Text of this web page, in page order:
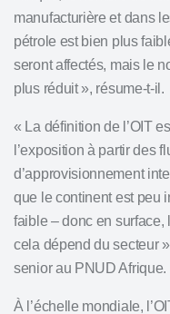
manufacturière et dans
pétrole est bien plus
seront affectés, mais le
plus réduit », résume-t-il.
« La définition de l’OIT
l’exposition à partir des
d’approvisionnement
que le continent est peu
faible – donc en surface,
cela dépend du secteur
senior au PNUD Afrique.
À l’échelle mondiale,